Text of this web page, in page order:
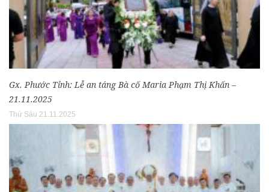
Gx. Phước Tỉnh: Lễ an táng Bà cố Maria Phạm Thị Khấn –
21.11.2025
Thứ Sáu 21.11.2025